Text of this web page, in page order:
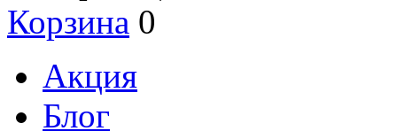
Корзина 0
Акция
Блог